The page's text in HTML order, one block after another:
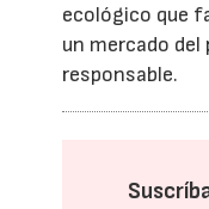
ecológico que
un mercado
responsable.